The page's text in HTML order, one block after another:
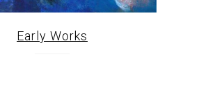
Early Works